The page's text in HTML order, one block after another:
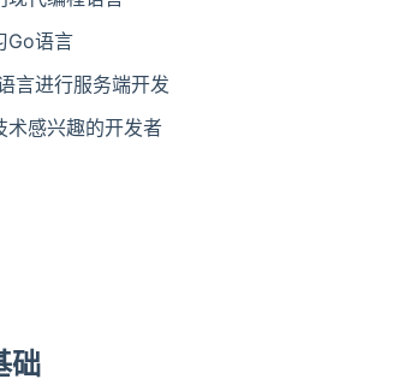
Go语言
言进行服务端开发
术感兴趣的开发者
础